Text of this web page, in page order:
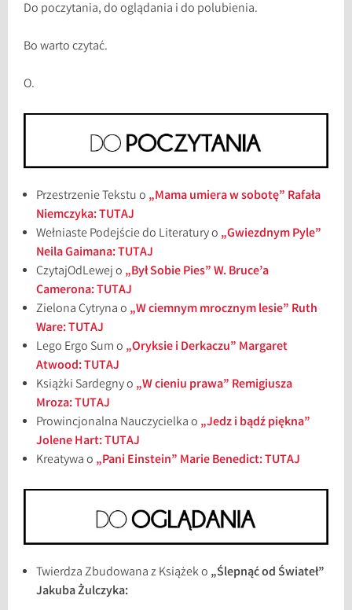
Do poczytania, do oglądania i do polubienia.
Bo warto czytać.
O.
Przestrzenie Tekstu o „Mama umiera w sobotę” Rafała
Niemczyka: TUTAJ
Wełniaste Podejście do Literatury o „Gwiezdnym Pyle”
Neila Gaimana: TUTAJ
CzytajOdLewej o „Był Sobie Pies” W. Bruce’a
Camerona: TUTAJ
Zielona Cytryna o „W ciemnym mrocznym lesie” Ruth
Ware: TUTAJ
Lego Ergo Sum o „Oryksie i Derkaczu” Margaret
Atwood: TUTAJ
Książki Sardegny o „W cieniu prawa” Remigiusza
Mroza: TUTAJ
Prowincjonalna Nauczycielka o „Jedz i bądź piękna”
Jolene Hart: TUTAJ
Kreatywa o „Pani Einstein” Marie Benedict: TUTAJ
Twierdza Zbudowana z Książek o „Ślepnąć od Świateł”
Jakuba Żulczyka: